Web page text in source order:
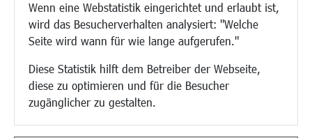
Wenn eine Webstatistik eingerichtet und erlaubt ist,
wird das Besucherverhalten analysiert: "Welche
Seite wird wann für wie lange aufgerufen."
Diese Statistik hilft dem Betreiber der Webseite,
diese zu optimieren und für die Besucher
zugänglicher zu gestalten.
Stadtbücherei
Stadtarchiv
Museen
Hotels/Unterkünfte
Gastronomie
Kunstszene